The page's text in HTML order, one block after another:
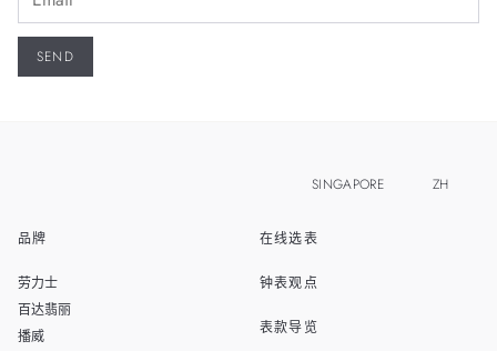
品牌
劳力士
百达翡丽
播威
在线选表
钟表观点
表款导览
SINGAPORE ZH